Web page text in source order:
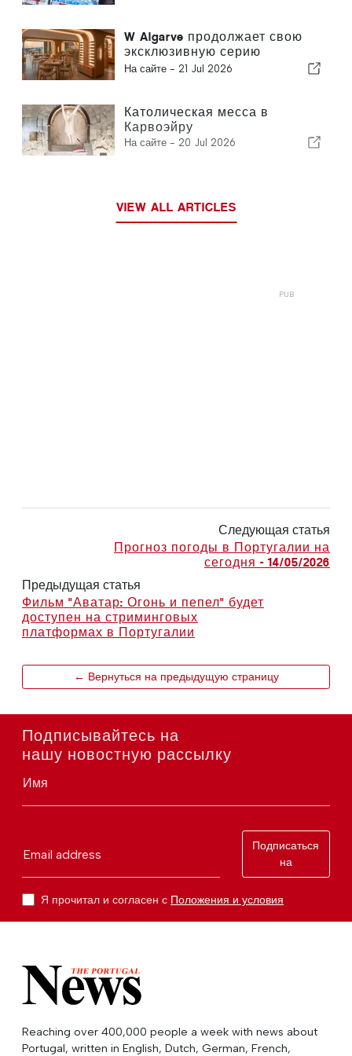
W Algarve продолжает свою
эксклюзивную серию
«Sommelier’s Table» с отелем
На сайте - 21 Jul 2026
Католическая месса в
Карвоэйру
На сайте - 20 Jul 2026
VIEW ALL ARTICLES
Следующая статья
Прогноз погоды в Португалии на
сегодня - 14/05/2026
Предыдущая статья
Фильм "Аватар: Огонь и пепел" будет
доступен на стриминговых
платформах в Португалии
← Вернуться на предыдущую страницу
Подписывайтесь на
нашу новостную рассылку
Имя
Email address
Подписаться
на
Я прочитал и согласен с Положения и условия
Reaching over 400,000 people a week with news about
Portugal, written in English, Dutch, German, French,